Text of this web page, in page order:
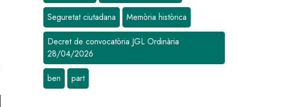
Seguretat ciutadana Memòria històrica
Decret de convocatòria JGL Ordinària
28/04/2026
ben part